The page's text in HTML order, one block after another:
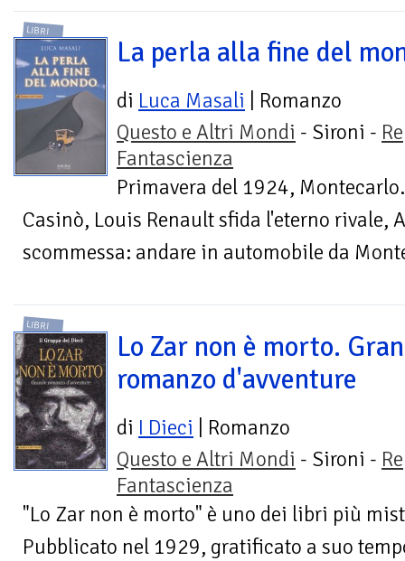
LIBRI
La perla alla fine del
di Luca Masali | Romanzo
Questo e Altri Mondi - Sironi -
Fantascienza
Primavera del 1924,
Casinò, Louis Renault sfida l'eterno rivale,
scommessa: andare in automobile da
LIBRI
Lo Zar non è morto.
romanzo d'avventure
di I Dieci | Romanzo
Questo e Altri Mondi - Sironi -
Fantascienza
"Lo Zar non è morto" è uno dei libri più
Pubblicato nel 1929, gratificato a suo